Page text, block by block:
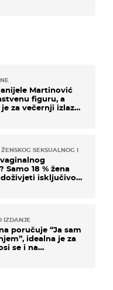
Martinović
figuru, a
za večernji izlazak
SEKSUALNOG ISKUSTVA
Samo 18 % žena
doživjeti isključivo
IZDANJE
poručuje “Ja sam
idealna je za
se i na